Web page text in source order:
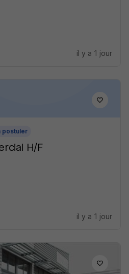
il y a 1 jour
postuler
H/F
il y a 1 jour